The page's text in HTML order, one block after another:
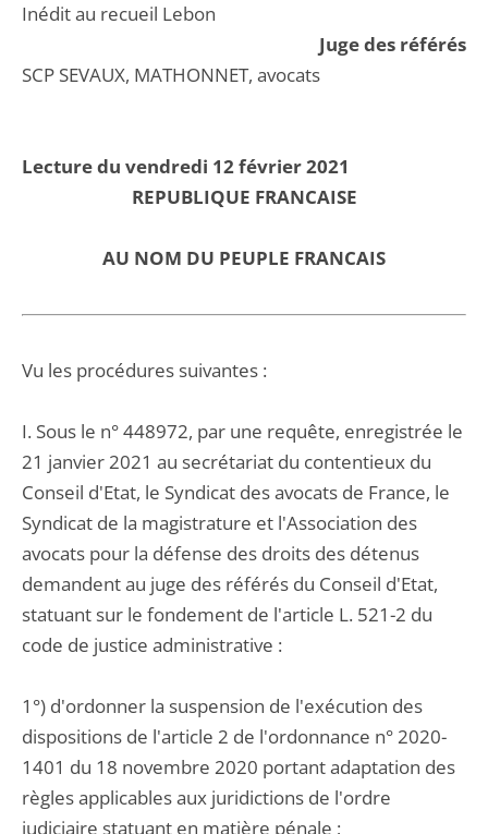
Inédit au recueil Lebon
Juge des référés
SCP SEVAUX, MATHONNET, avocats
Lecture du vendredi 12 février 2021
REPUBLIQUE FRANCAISE
AU NOM DU PEUPLE FRANCAIS
Vu les procédures suivantes :
I. Sous le n° 448972, par une requête, enregistrée le
21 janvier 2021 au secrétariat du contentieux du
Conseil d'Etat, le Syndicat des avocats de France, le
Syndicat de la magistrature et l'Association des
avocats pour la défense des droits des détenus
demandent au juge des référés du Conseil d'Etat,
statuant sur le fondement de l'article L. 521-2 du
code de justice administrative :
1°) d'ordonner la suspension de l'exécution des
dispositions de l'article 2 de l'ordonnance n° 2020-
1401 du 18 novembre 2020 portant adaptation des
règles applicables aux juridictions de l'ordre
judiciaire statuant en matière pénale ;